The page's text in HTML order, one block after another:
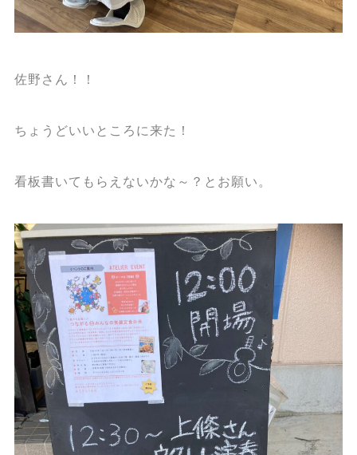
佐野さん！！
ちょうどいいところに来た！
看板書いてもらえないかな～？とお願い。